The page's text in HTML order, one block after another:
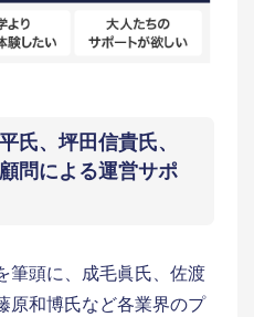
氏、坪田信貴氏、
問による運営サポ
筆頭に、成毛眞氏、佐渡
原和博氏など各業界のプ